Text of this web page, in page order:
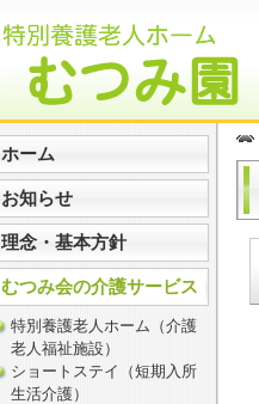
ホーム
お知らせ
理念・基本方針
むつみ会の介護サービス
特別養護老人ホーム（介護
老人福祉施設）
ショートステイ（短期入所
生活介護）